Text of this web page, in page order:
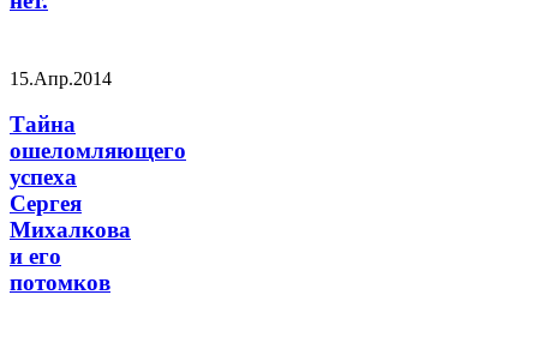
15.Апр.2014
Тайна
ошеломляющего
успеха
Сергея
Михалкова
и его
потомков